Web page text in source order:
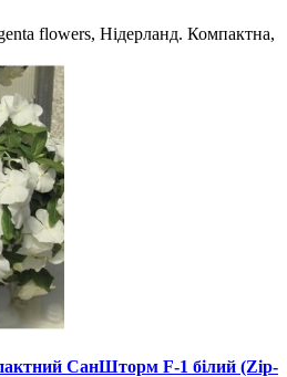
flowers, Нідерланд. Компактна,
СанШторм F-1 білий (Zip-